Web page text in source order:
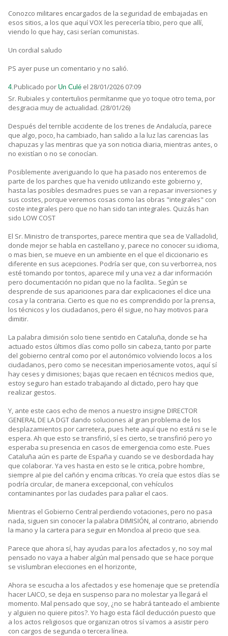
Conozco militares encargados de la seguridad de embajadas en
esos sitios, a los que aquí VOX les perecería tibio, pero que allí,
viendo lo que hay, casi serían comunistas.
Un cordial saludo
PS ayer puse un comentario y no salió.
4. Publicado por Un Culé el 28/01/2026 07:09
Sr. Rubiales y contertulios permítanme que yo toque otro tema, por
desgracia muy de actualidad. (28/01/26)
Después del terrible accidente de los trenes de Andalucía, parece
que algo, poco, ha cambiado, han salido a la luz las carencias las
chapuzas y las mentiras que ya son noticia diaria, mientras antes, o
no existían o no se conocían.
Posiblemente averiguando lo que ha pasado nos enteremos de
parte de los parches que ha venido utilizando este gobierno y,
hasta las posibles desmadres pues se van a repasar inversiones y
sus costes, porque veremos cosas como las obras "integrales" con
coste integrales pero que no han sido tan integrales. Quizás han
sido LOW COST
El Sr. Ministro de transportes, parece mentira que sea de Valladolid,
donde mejor se habla en castellano y, parece no conocer su idioma,
o mas bien, se mueve en un ambiente en el que el diccionario es
diferente en sus acepciones. Podría ser que, con su verborrea, nos
esté tomando por tontos, aparece mil y una vez a dar información
pero documentación no pidan que no la facilita.. Según se
desprende de sus apariciones para dar explicaciones el dice una
cosa y la contraria. Cierto es que no es comprendido por la prensa,
los técnicos y los ciudadanos, pero él sigue, no hay motivos para
dimitir.
La palabra dimisión solo tiene sentido en Cataluña, donde se ha
actuado estos últimos días como pollo sin cabeza, tanto por parte
del gobierno central como por el autonómico volviendo locos a los
ciudadanos, pero como se necesitan imperiosamente votos, aquí sí
hay ceses y dimisiones; bajas que recaen en técnicos medios que,
estoy seguro han estado trabajando al dictado, pero hay que
realizar gestos.
Y, ante este caos echo de menos a nuestro insigne DIRECTOR
GENERAL DE LA DGT dando soluciones al gran problema de los
desplazamientos por carretera, pues hete aquí que no está ni se le
espera. Ah que esto se transfirió, sí es cierto, se transfirió pero yo
esperaba su presencia en casos de emergencia como este. Pues
Cataluña aún es parte de España y cuando se ve desbordada hay
que colaborar. Ya ves hasta en esto se le critica, pobre hombre,
siempre al pie del cañón y encima críticas. Yo creía que estos días se
podría circular, de manera excepcional, con vehículos
contaminantes por las ciudades para paliar el caos.
Mientras el Gobierno Central perdiendo votaciones, pero no pasa
nada, siguen sin conocer la palabra DIMISIÓN, al contrario, abriendo
la mano y la cartera para seguir en Moncloa al precio que sea.
Parece que ahora sí, hay ayudas para los afectados y, no soy mal
pensado no vaya a haber algún mal pensado que se hace porque
se vislumbran elecciones en el horizonte,
Ahora se escucha a los afectados y ese homenaje que se pretendía
hacer LAICO, se deja en suspenso para no molestar ya llegará el
momento. Mal pensado que soy, ¿no se habrá tanteado el ambiente
y alguien no quiere pitos?. Yo hago esta fácil deducción puesto que
a los actos religiosos que organizan otros sí vamos a asistir pero
con cargos de segunda o tercera línea.